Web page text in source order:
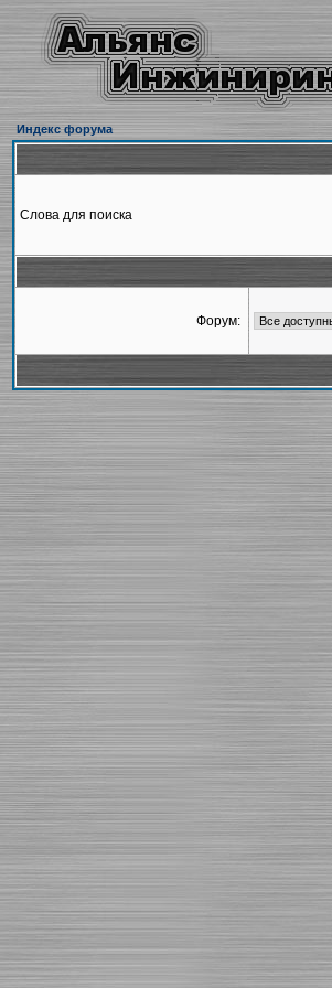
Индекс форума
Слова для поиска
Форум: